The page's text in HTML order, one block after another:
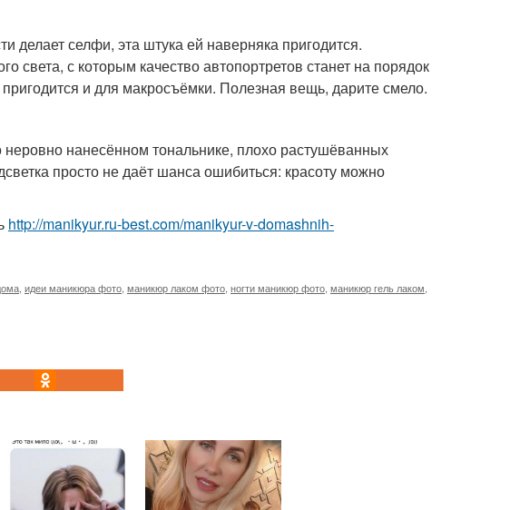
делает селфи, эта штука ей наверняка пригодится.
света, с которым качество автопортретов станет на порядок
и для макросъёмки. Полезная вещь, дарите смело.
неровно нанесённом тональнике, плохо растушёванных
просто не даёт шанса ошибиться: красоту можно
http://manikyur.ru-best.com/manikyur-v-domashnih-
идеи маникюра фото маникюр лаком фото ногти маникюр фото маникюр гель лаком